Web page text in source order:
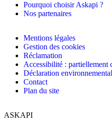
Pourquoi choisir Askapi ?
Nos partenaires
Mentions légales
Gestion des cookies
Réclamation
Accessibilité : partiellement
Déclaration
Contact
Plan du site
ASKAPI